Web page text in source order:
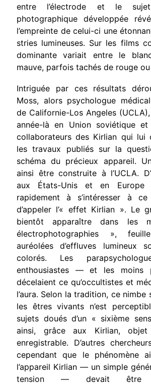
entre l’électrode et le
photographique développée
l’empreinte de celui-ci une
stries lumineuses. Sur les films
dominante variait entre le
mauve, parfois tachés de rouge
Intriguée par ces résultats
Moss, alors psycho­logue
de Californie-Los Angeles
année-là en Union soviétique
collabo­rateurs des Kirlian qui lui
les travaux publiés sur la
schéma du précieux appareil.
ainsi être construite à l’UCLA.
aux États-Unis et en Europe
rapidement à s’intéresser à ce
d’appeler l’« effet Kirlian ». Le
bientôt apparaître dans les
électrophotographies »,
auréolées d’effluves lumineux
colorés. Les
enthousiastes — et les
décelaient ce qu’occultistes et
l’aura. Selon la tradi­tion, ce nimbe
les êtres vivants n’est
sujets doués d’un « sixième
ainsi, grâce aux Kirlian, objet
enregistrable. D’autres
cependant que le phénomène
l’appareil Kirlian — un simple
tension — devait être